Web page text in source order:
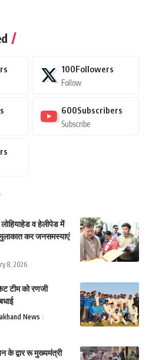
100Followers
Follow
600Subscribers
Subscribe
व हेलीपेड में
कर जनसमस्याएं
8, 2026
टीम को रणजी
News
द्वार रू मुख्यमंत्री